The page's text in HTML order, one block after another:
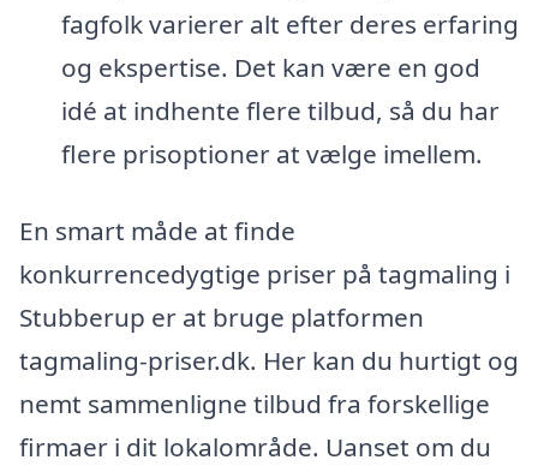
fagfolk varierer alt efter deres erfaring
og ekspertise. Det kan være en god
idé at indhente flere tilbud, så du har
flere prisoptioner at vælge imellem.
En smart måde at finde
konkurrencedygtige priser på tagmaling i
Stubberup er at bruge platformen
tagmaling-priser.dk. Her kan du hurtigt og
nemt sammenligne tilbud fra forskellige
firmaer i dit lokalområde. Uanset om du